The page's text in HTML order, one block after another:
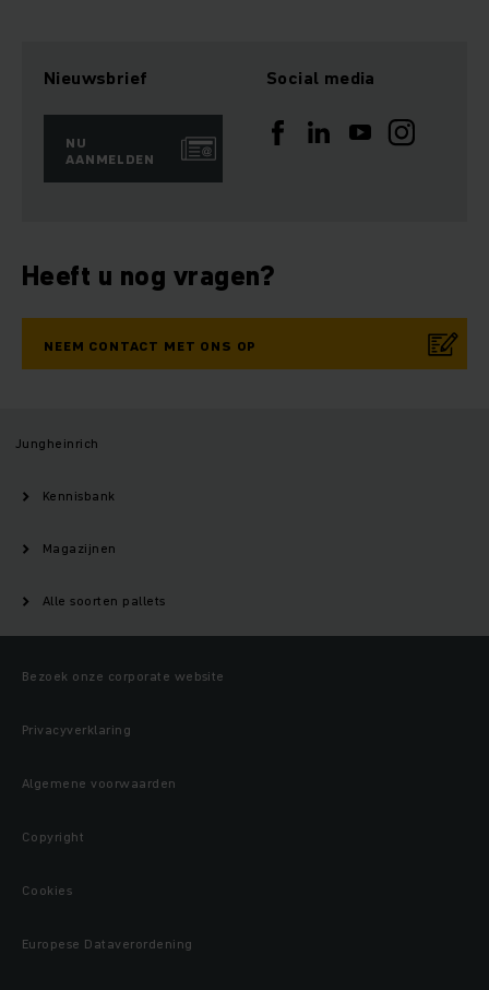
Nieuwsbrief
NU
AANMELDEN
Social media
Heeft u nog vragen?
NEEM CONTACT MET ONS OP
Jungheinrich
Kennisbank
Magazijnen
Alle soorten pallets
Bezoek onze corporate website
Privacyverklaring
Algemene voorwaarden
Copyright
Cookies
Europese Dataverordening